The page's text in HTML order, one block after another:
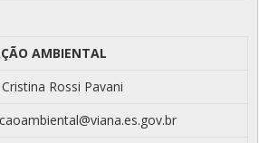
AMBIENTAL
Rossi Pavani